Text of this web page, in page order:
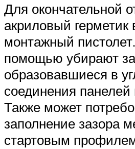
Для окончательной
акриловый герметик
монтажный
помощью убирают
образовавшиеся в
соединения
Также может
заполнение зазора
стартовым